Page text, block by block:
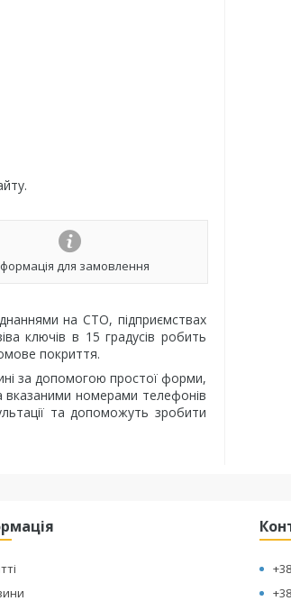
для замовлення
на СТО, підприємствах
ключів в 15 градусів робить
покриття.
за допомогою простої форми,
вказаними номерами телефонів
та допоможуть зробити